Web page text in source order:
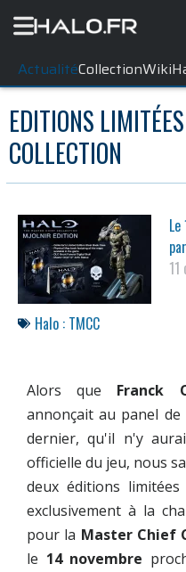
ActualitéCollection
EDITIONS
COLLECTION
Le
par
Halo : TMCC
Alors que Franck
annonçait au panel de
dernier, qu'il n'y
officielle du jeu, nous
deux éditions
exclusivement à la
pour la Master Chief
le 14 novembre